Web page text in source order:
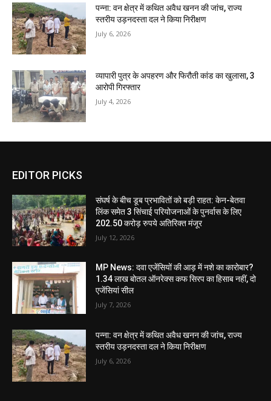
पन्ना: वन क्षेत्र में कथित अवैध खनन की जांच, राज्य
स्तरीय उड़नदस्ता दल ने किया निरीक्षण
July 6, 2026
व्यापारी पुत्र के अपहरण और फिरौती कांड का खुलासा, 3
आरोपी गिरफ्तार
July 4, 2026
EDITOR PICKS
संघर्ष के बीच डूब प्रभावितों को बड़ी राहत: केन-बेतवा
लिंक समेत 3 सिंचाई परियोजनाओं के पुनर्वास के लिए
202.50 करोड़ रुपये अतिरिक्त मंजूर
July 12, 2026
MP News: दवा एजेंसियों की आड़ में नशे का कारोबार?
1.34 लाख बोतल ऑनरेक्स कफ सिरप का हिसाब नहीं, दो
एजेंसियां सील
July 7, 2026
पन्ना: वन क्षेत्र में कथित अवैध खनन की जांच, राज्य
स्तरीय उड़नदस्ता दल ने किया निरीक्षण
July 6, 2026